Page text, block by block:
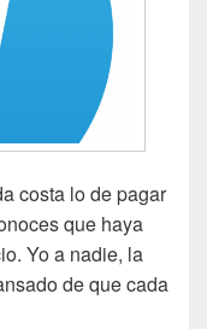
costa lo de pagar
que haya
Yo a nadie, la
de que cada
¿Otra alternativa